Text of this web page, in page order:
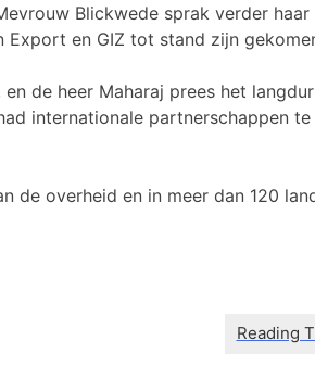
Blickwede sprak verder
en GIZ tot stand zijn
de heer Maharaj prees het
internationale partnerschappen
de overheid en in meer dan 120